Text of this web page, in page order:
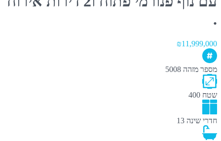
.
₪11,999,000
מספר מזהה 5008
שטח 400
חדרי שינה 13